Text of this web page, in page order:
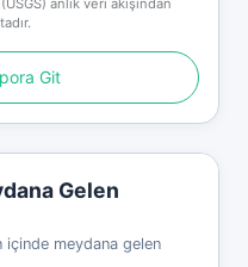
Git
Gelen
içinde meydana gelen